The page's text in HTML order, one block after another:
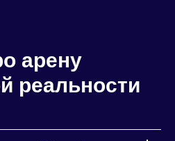
арену
реальности